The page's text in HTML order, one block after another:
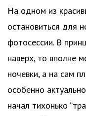
На одном из
остановиться для
фотосессии. В
наверх, то вполне
ночевки, а на сам
особенно
начал тихонько